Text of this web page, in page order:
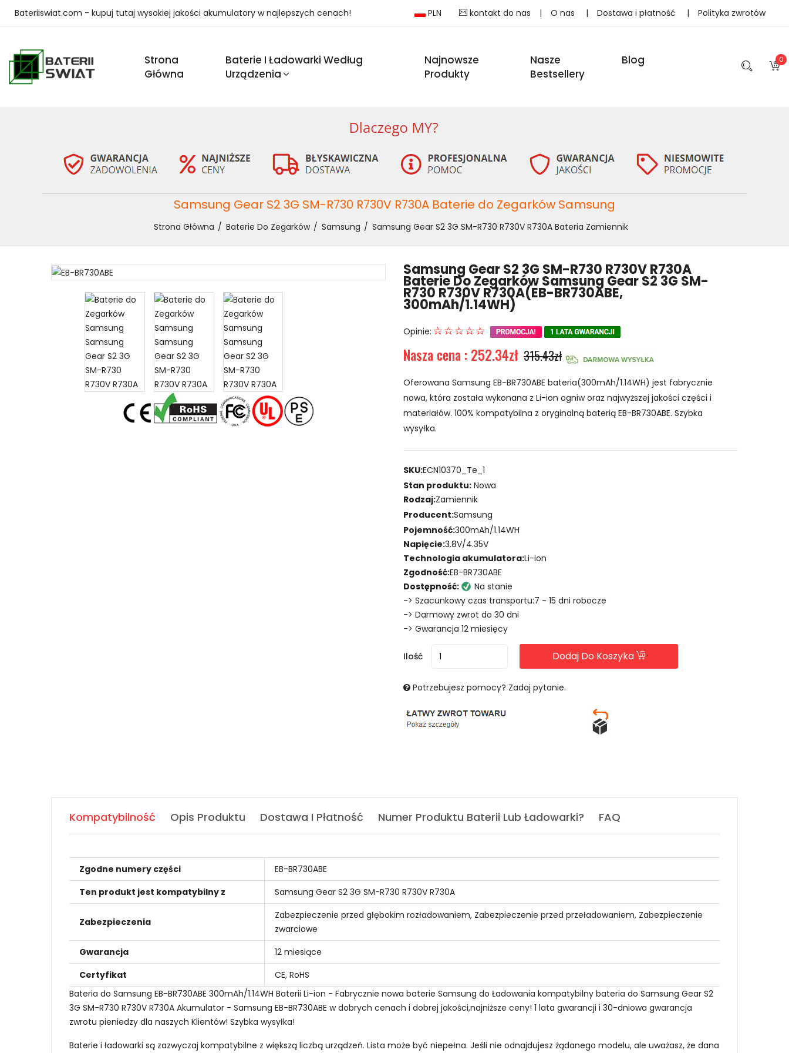
Bateriiswiat.com - kupuj tutaj wysokiej jakości akumulatory w najlepszych cenach! PLN kontakt do nas | O nas | Dostawa i płatność | Polityka zwrotów
Strona
Główna
Baterie I Ładowarki Według
Urządzenia
Najnowsze
Produkty
Nasze
Bestsellery
Blog 0
Samsung Gear S2 3G SM-R730 R730V R730A Baterie do Zegarków Samsung
Strona Główna Baterie Do Zegarków Samsung Samsung Gear S2 3G SM-R730 R730V R730A Bateria Zamiennik
Samsung Gear S2 3G SM-R730 R730V R730A
Baterie Do Zegarków Samsung Gear S2 3G SM-
R730 R730V R730A(EB-BR730ABE,
300mAh/1.14WH)
Opinie:
Nasza cena : 252.34zł 315.43zł
Oferowana Samsung EB-BR730ABE bateria(300mAh/1.14WH) jest fabrycznie
nowa, która została wykonana z Li-ion ogniw oraz najwyższej jakości części i
materiałów. 100% kompatybilna z oryginalną baterią EB-BR730ABE. Szybka
wysyłka.
SKU:ECN10370_Te_1
Stan produktu: Nowa
Rodzaj:Zamiennik
Producent:Samsung
Pojemność:300mAh/1.14WH
Napięcie:3.8V/4.35V
Technologia akumulatora:Li-ion
Zgodność:EB-BR730ABE
Dostępność:
Na stanie
-> Szacunkowy czas transportu:7 - 15 dni robocze
-> Darmowy zwrot do 30 dni
-> Gwarancja 12 miesięcy
Ilość Dodaj Do Koszyka
Potrzebujesz pomocy? Zadaj pytanie.
Kompatybilność Opis Produktu Dostawa I Płatność Numer Produktu Baterii Lub Ładowarki? FAQ
Zgodne numery części
EB-BR730ABE
Ten produkt jest kompatybilny z
Samsung Gear S2 3G SM-R730 R730V R730A
Zabezpieczenia
Zabezpieczenie przed głębokim rozładowaniem, Zabezpieczenie przed przeładowaniem, Zabezpieczenie
zwarciowe
Gwarancja
12 miesiące
Certyfikat
CE, RoHS
Bateria do Samsung EB-BR730ABE 300mAh/1.14WH Baterii Li-ion - Fabrycznie nowa baterie Samsung do Ładowania kompatybilny bateria do Samsung Gear S2
3G SM-R730 R730V R730A Akumulator - Samsung EB-BR730ABE w dobrych cenach i dobrej jakości,najniższe ceny! 1 lata gwarancji i 30-dniowa gwarancja
zwrotu pieniedzy dla naszych Klientów! Szybka wysyłka!
Baterie i ładowarki są zazwyczaj kompatybilne z większą liczbą urządzeń. Lista może być niepełna. Jeśli nie odnajdujesz żądanego modelu, ale uważasz, że dana